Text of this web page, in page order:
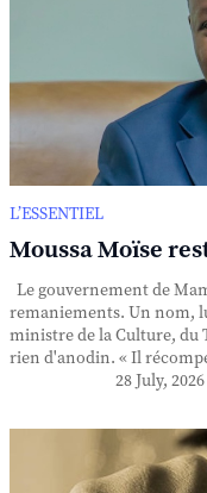
L’ESSENTIEL
Moussa Moïse
Le gouvernement de
remaniements. Un nom,
ministre de la Culture, du
rien d'anodin. « Il
28 July, 2026